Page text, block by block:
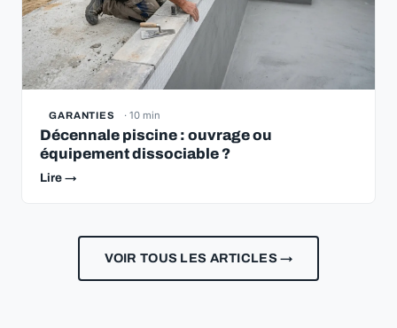
GARANTIES · 10 min
Décennale piscine : ouvrage ou
équipement dissociable ?
Lire →
VOIR TOUS LES ARTICLES →